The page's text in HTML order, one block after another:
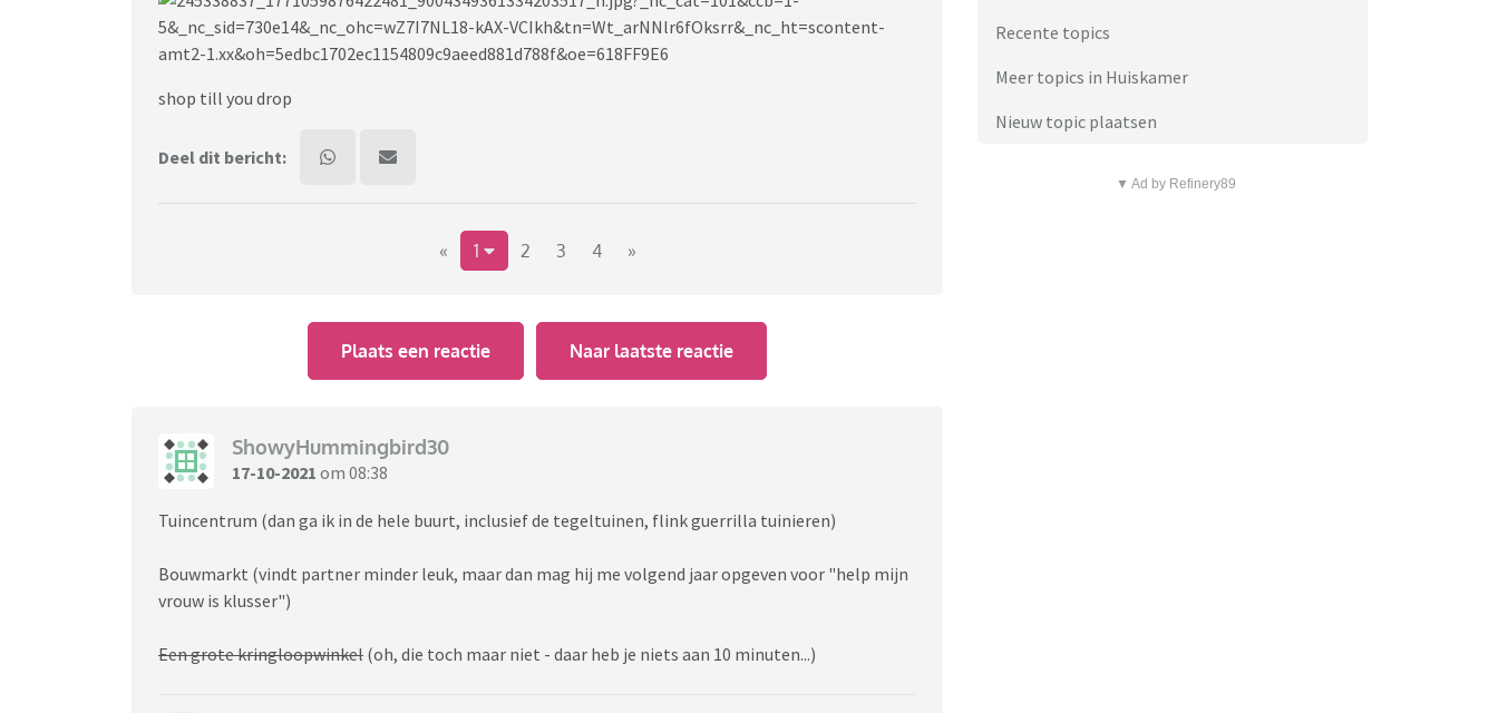
shop till you drop
Deel dit bericht:
« 1 2 3 4 »
Plaats een reactie Naar laatste reactie
ShowyHummingbird30
17-10-2021 om 08:38
Tuincentrum (dan ga ik in de hele buurt, inclusief de tegeltuinen, flink guerrilla tuinieren)
Bouwmarkt (vindt partner minder leuk, maar dan mag hij me volgend jaar opgeven voor "help mijn
vrouw is klusser")
Een grote kringloopwinkel (oh, die toch maar niet - daar heb je niets aan 10 minuten...)
Recente topics
Meer topics in Huiskamer
Nieuw topic plaatsen
▼ Ad by Refinery89